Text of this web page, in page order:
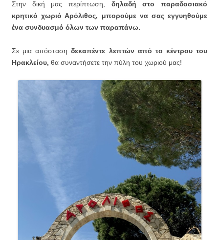
Στην δική μας περίπτωση, δηλαδή στο παραδοσιακό
κρητικό χωριό Αρόλιθος, μπορούμε να σας εγγυηθούμε
ένα συνδυασμό όλων των παραπάνω.
Σε μια απόστασηδεκαπέντε λεπτών από το κέντρου του
Ηρακλείου, θα συναντήσετε την πύλη του χωριού μας!